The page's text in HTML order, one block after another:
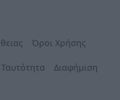
Όροι Χρήσης
Ταυτότητα Διαφήμιση